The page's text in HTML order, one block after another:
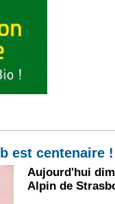
est centenaire !
Aujourd'hui
Alpin de